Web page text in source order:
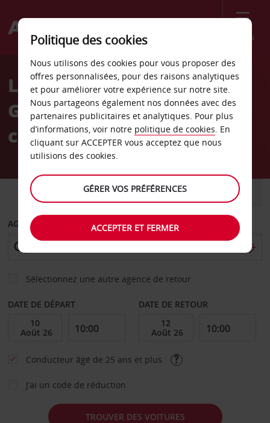
Menu
Welcome
AvisLocation de voiture
Gaborone - Location avec
chauffeur
UTILITAIRE
AGENCE DE DÉPART
Sélectionnez une autre agence de retour
DATE DE DÉPART DATE DE RETOUR
Conducteur âgé de 25 ans et plus
J’ai un code de réduction
TROUVER DES VOITURES
Politique des cookies
Nous utilisons des cookies pour vous proposer des
offres personnalisées, pour des raisons analytiques
et pour améliorer votre expérience sur notre site.
Nous partageons également nos données avec des
partenaires publicitaires et analytiques. Pour plus
d’informations, voir notre politique de cookies. En
cliquant sur ACCEPTER vous acceptez que nous
utilisions des cookies.
GÉRER VOS PRÉFÉRENCES
ACCEPTER ET FERMER